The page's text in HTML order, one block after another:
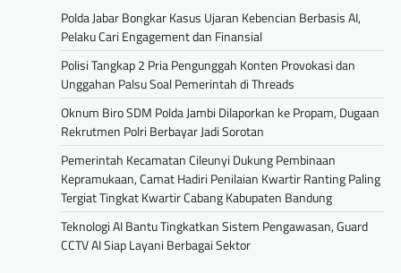
Polda Jabar Bongkar Kasus Ujaran Kebencian Berbasis AI,
Pelaku Cari Engagement dan Finansial
Polisi Tangkap 2 Pria Pengunggah Konten Provokasi dan
Unggahan Palsu Soal Pemerintah di Threads
Oknum Biro SDM Polda Jambi Dilaporkan ke Propam, Dugaan
Rekrutmen Polri Berbayar Jadi Sorotan
Pemerintah Kecamatan Cileunyi Dukung Pembinaan
Kepramukaan, Camat Hadiri Penilaian Kwartir Ranting Paling
Tergiat Tingkat Kwartir Cabang Kabupaten Bandung
Teknologi AI Bantu Tingkatkan Sistem Pengawasan, Guard
CCTV AI Siap Layani Berbagai Sektor